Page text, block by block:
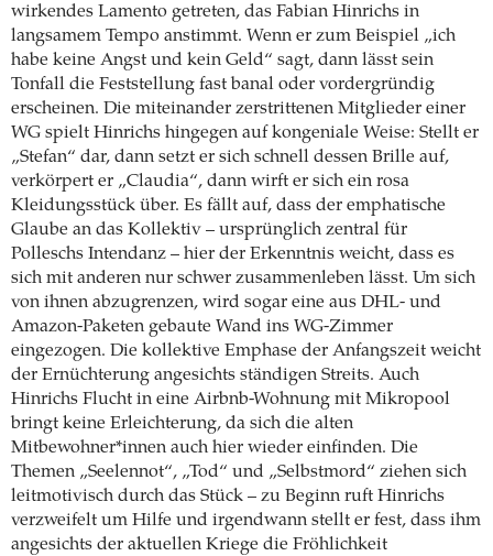
wirkendes Lamento getreten, das Fabian Hinrichs in
langsamem Tempo anstimmt. Wenn er zum Beispiel „ich
habe keine Angst und kein Geld“ sagt, dann lässt sein
Tonfall die Feststellung fast banal oder vordergründig
erscheinen. Die miteinander zerstrittenen Mitglieder einer
WG spielt Hinrichs hingegen auf kongeniale Weise: Stellt er
„Stefan“ dar, dann setzt er sich schnell dessen Brille auf,
verkörpert er „Claudia“, dann wirft er sich ein rosa
Kleidungsstück über. Es fällt auf, dass der emphatische
Glaube an das Kollektiv – ursprünglich zentral für
Polleschs Intendanz – hier der Erkenntnis weicht, dass es
sich mit anderen nur schwer zusammenleben lässt. Um sich
von ihnen abzugrenzen, wird sogar eine aus DHL- und
Amazon-Paketen gebaute Wand ins WG-Zimmer
eingezogen. Die kollektive Emphase der Anfangszeit weicht
der Ernüchterung angesichts ständigen Streits. Auch
Hinrichs Flucht in eine Airbnb-Wohnung mit Mikropool
bringt keine Erleichterung, da sich die alten
Mitbewohner*innen auch hier wieder einfinden. Die
Themen „Seelennot“, „Tod“ und „Selbstmord“ ziehen sich
leitmotivisch durch das Stück – zu Beginn ruft Hinrichs
verzweifelt um Hilfe und irgendwann stellt er fest, dass ihm
angesichts der aktuellen Kriege die Fröhlichkeit